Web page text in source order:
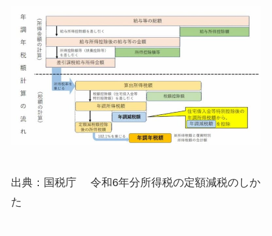
出典：国税庁 令和6年分所得税の定額減税のしか
た